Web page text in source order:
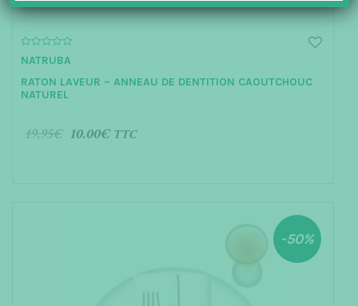
0
o
t
o
f
NATRUBA
RATON LAVEUR – ANNEAU DE DENTITION CAOUTCHOUC
NATUREL
19.95€ 10.00€ TTC
-50%